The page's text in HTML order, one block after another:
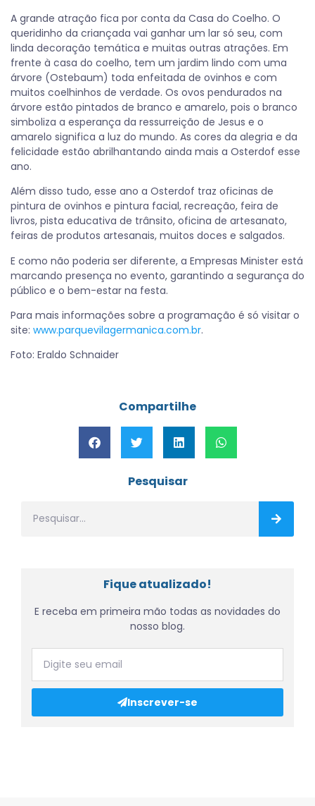
Pesquisar
Fique atualizado!
E receba em primeira mão todas as novidades do
nosso blog.
Inscrever-se
A grande atração fica por conta da Casa do Coelho. O
queridinho da criançada vai ganhar um lar só seu, com
linda decoração temática e muitas outras atrações. Em
frente à casa do coelho, tem um jardim lindo com uma
árvore (Ostebaum) toda enfeitada de ovinhos e com
muitos coelhinhos de verdade. Os ovos pendurados na
árvore estão pintados de branco e amarelo, pois o branco
simboliza a esperança da ressurreição de Jesus e o
amarelo significa a luz do mundo. As cores da alegria e da
felicidade estão abrilhantando ainda mais a Osterdof esse
ano.
Além disso tudo, esse ano a Osterdof traz oficinas de
pintura de ovinhos e pintura facial, recreação, feira de
livros, pista educativa de trânsito, oficina de artesanato,
feiras de produtos artesanais, muitos doces e salgados.
E como não poderia ser diferente, a Empresas Minister está
marcando presença no evento, garantindo a segurança do
público e o bem-estar na festa.
Para mais informações sobre a programação é só visitar o
site: www.parquevilagermanica.com.br.
Foto: Eraldo Schnaider
Compartilhe